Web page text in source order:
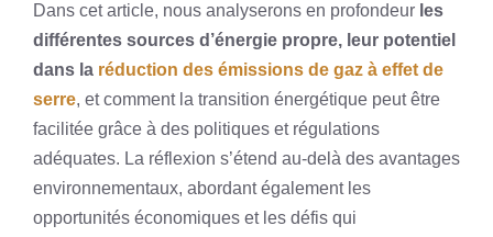
Dans cet article, nous analyserons en profondeur les
différentes sources d’énergie propre, leur potentiel
dans la réduction des émissions de gaz à effet de
serre, et comment la transition énergétique peut être
facilitée grâce à des politiques et régulations
adéquates. La réflexion s’étend au-delà des avantages
environnementaux, abordant également les
opportunités économiques et les défis qui